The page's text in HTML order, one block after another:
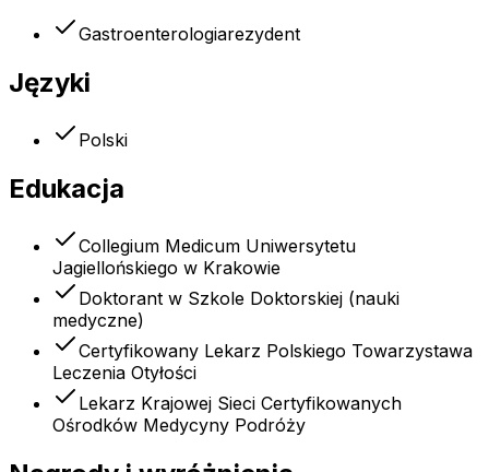
Gastroenterologiarezydent
Języki
Polski
Edukacja
Collegium Medicum Uniwersytetu
Jagiellońskiego w Krakowie
Doktorant w Szkole Doktorskiej (nauki
medyczne)
Certyfikowany Lekarz Polskiego Towarzystawa
Leczenia Otyłości
Lekarz Krajowej Sieci Certyfikowanych
Ośrodków Medycyny Podróży